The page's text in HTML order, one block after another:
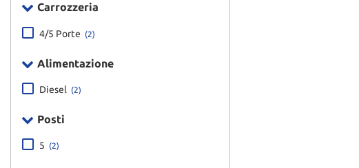
Carrozzeria
4/5 Porte (2)
Alimentazione
Diesel (2)
Posti
5 (2)